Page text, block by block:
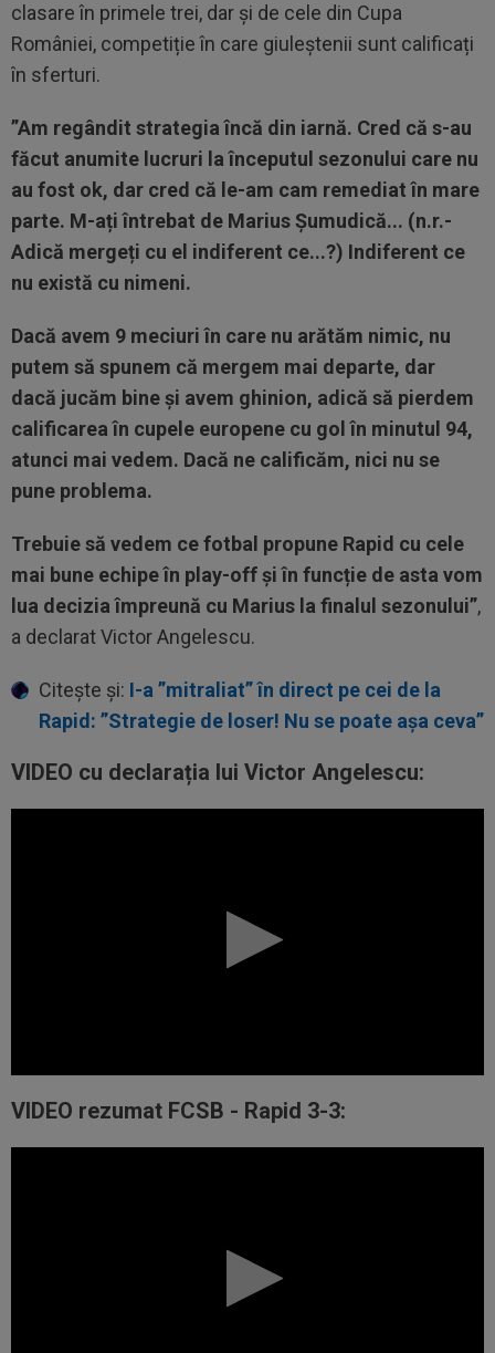
clasare în primele trei, dar și de cele din Cupa
României, competiție în care giuleștenii sunt calificați
în sferturi.
”Am regândit strategia încă din iarnă. Cred că s-au
făcut anumite lucruri la începutul sezonului care nu
au fost ok, dar cred că le-am cam remediat în mare
parte. M-ați întrebat de Marius Șumudică... (n.r.-
Adică mergeți cu el indiferent ce...?) Indiferent ce
nu există cu nimeni.
Dacă avem 9 meciuri în care nu arătăm nimic, nu
putem să spunem că mergem mai departe, dar
dacă jucăm bine și avem ghinion, adică să pierdem
calificarea în cupele europene cu gol în minutul 94,
atunci mai vedem. Dacă ne calificăm, nici nu se
pune problema.
Trebuie să vedem ce fotbal propune Rapid cu cele
mai bune echipe în play-off și în funcție de asta vom
lua decizia împreună cu Marius la finalul sezonului”,
a declarat Victor Angelescu.
Citește și: I-a ”mitraliat” în direct pe cei de la
Rapid: ”Strategie de loser! Nu se poate așa ceva”
VIDEO cu declarația lui Victor Angelescu:
VIDEO rezumat FCSB - Rapid 3-3: